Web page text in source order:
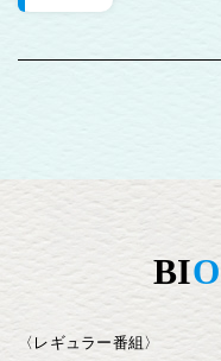
BIO
〈レギュラー番組〉